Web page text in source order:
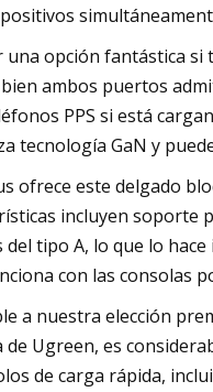
opción fantástica si
ambos puertos
PPS si está
tecnología GaN y
ofrece este delgado
incluyen soporte
tipo A, lo que lo
con las consolas
a nuestra elección
Ugreen, es
de carga rápida,